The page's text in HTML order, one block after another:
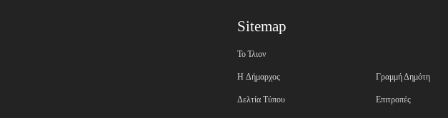
Sitemap
Το Ίλιον
H Δήμαρχος
Δελτία Τύπου
Γραμμή Δημότη
Επιτροπές